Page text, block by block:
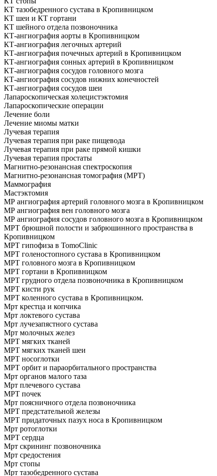
КТ тазобедренного сустава в Кропивницком
КТ шеи и КТ гортани
КТ шейного отдела позвоночника
КТ-ангиография аорты в Кропивницком
КТ-ангиография легочных артерий
КТ-ангиография почечных артерий в Кропивницком
КТ-ангиография сонных артерий в Кропивницком
КТ-ангиография сосудов головного мозга
КТ-ангиография сосудов нижних конечностей
КТ-ангиография сосудов шеи
Лапароскопическая холецистэктомия
Лапароскопические операции
Лечение боли
Лечение миомы матки
Лучевая терапия
Лучевая терапия при раке пищевода
Лучевая терапия при раке прямой кишки
Лучевая терапия простаты
Магнитно-резонансная спектроскопия
Магнитно-резонансная томография (МРТ)
Маммография
Мастэктомия
МР ангиография артерий головного мозга в Кропивницком
МР ангиография вен головного мозга
МР ангиография сосудов головного мозга в Кропивницком
МРТ брюшной полости и забрюшинного пространства в
Кропивницком
МРТ гипофиза в TomoClinic
МРТ голеностопного сустава в Кропивницком
МРТ головного мозга в Кропивницком
МРТ гортани в Кропивницком
МРТ грудного отдела позвоночника в Кропивницком
МРТ кисти рук
МРТ коленного сустава в Кропивницком.
Мрт крестца и копчика
Мрт локтевого сустава
Мрт лучезапястного сустава
Мрт молочных желез
МРТ мягких тканей
МРТ мягких тканей шеи
МРТ носоглотки
МРТ орбит и параорбитального пространства
Мрт органов малого таза
Мрт плечевого сустава
МРТ почек
Мрт поясничного отдела позвоночника
МРТ предстательной железы
МРТ придаточных пазух носа в Кропивницком
Мрт ротоглотки
МРТ сердца
Мрт скрининг позвоночника
Мрт средостения
Мрт стопы
Мрт тазобедренного сустава